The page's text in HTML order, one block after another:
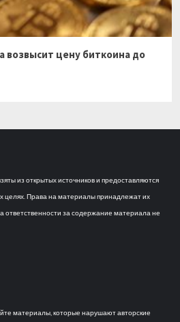
возвысит цену биткоина до
из открытых источников и предоставляются
целях. Права на материалы принадлежат их
ответственности за содержание материала не
материалы, которые нарушают авторские